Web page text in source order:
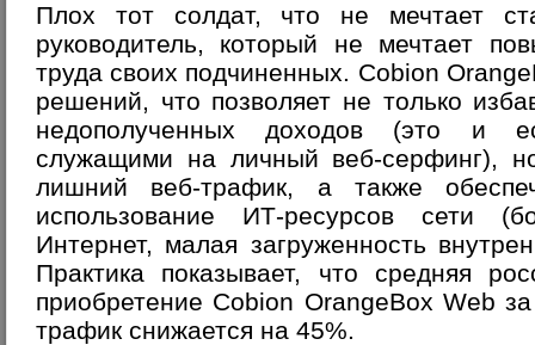
Плох тот солдат, что не мечтает
руководитель, который не мечтает
труда своих подчиненных. Cobion
решений, что позволяет не только
недополученных доходов (это и
служащими на личный веб-серфинг),
лишний веб-трафик, а также
использование ИТ-ресурсов сети
Интернет, малая загруженность
Практика показывает, что средняя
приобретение Cobion OrangeBox Web
трафик снижается на 45%.